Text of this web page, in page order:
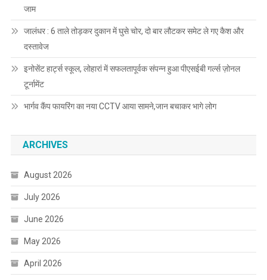
जाम
जालंधर : 6 ताले तोड़कर दुकान में घुसे चोर, दो बार लौटकर समेट ले गए कैश और
दस्तावेज
इनोसेंट हार्ट्स स्कूल, लोहारां में सफलतापूर्वक संपन्न हुआ पीएसईबी गर्ल्स ज़ोनल
टूर्नामेंट
भार्गव कैंप फायरिंग का नया CCTV आया सामने,जान बचाकर भागे लोग
ARCHIVES
August 2026
July 2026
June 2026
May 2026
April 2026